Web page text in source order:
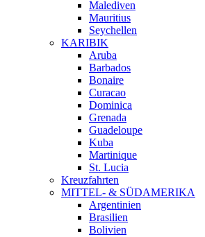
Malediven
Mauritius
Seychellen
KARIBIK
Aruba
Barbados
Bonaire
Curacao
Dominica
Grenada
Guadeloupe
Kuba
Martinique
St. Lucia
Kreuzfahrten
MITTEL- & SÜDAMERIKA
Argentinien
Brasilien
Bolivien